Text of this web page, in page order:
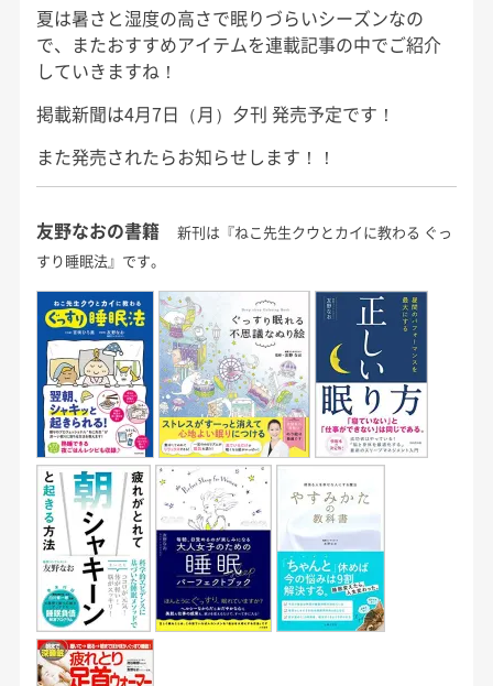
夏は暑さと湿度の高さで眠りづらいシーズンなの
で、またおすすめアイテムを連載記事の中でご紹介
していきますね！
掲載新聞は4月7日（月）夕刊 発売予定です！
また発売されたらお知らせします！！
友野なおの書籍
新刊は『ねこ先生クウとカイに教わる ぐっ
すり睡眠法』です。